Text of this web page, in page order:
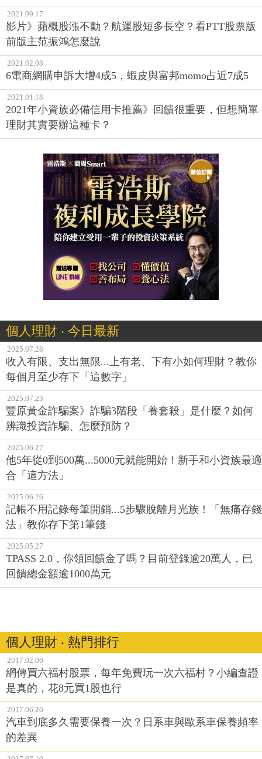
2021.09.17
影片》蘋概股漲不動？航運股短多長空？看PTT股票版
前版主范振鴻怎麼說
2021.02.08
6電商網購申訴大增4成5，蝦皮與富邦momo占近7成5
2021.01.18
2021年小資族必備信用卡推薦》回饋很重要，但想簡單
理財其實要辦這種卡？
個人理財 ‧ 今日最新
2025.07.28
收入有限、支出無限...上有老、下有小如何理財？教你
每個月至少存下「這數字」
2025.07.23
豐原黃金詐騙案》詐騙3階段「養套殺」是什麼？如何
辨識投資詐騙、怎麼預防？
2025.06.27
他5年從0到500萬...5000元就能開始！新手和小資族最適
合「這方法」
2025.06.26
記帳不用記錄每筆開銷...5步驟脫離月光族！「無痛存錢
法」教你存下第1筆錢
2025.05.27
TPASS 2.0，你領回饋金了嗎？目前登錄逾20萬人，已
回饋總金額逾1000萬元
個人理財 ‧ 熱門排行
2017.02.06
網傳買六福村股票，每年免費玩一次六福村？小編查證
是真的，花8元買1股也行
2017.06.26
汽車到底多久需要保養一次？日系車與歐系車保養頻率
的差異